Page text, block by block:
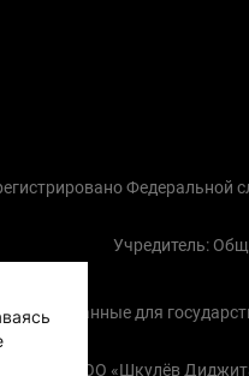
Федеральной
Учредитель:
данные для
(с) ООО «Шкулёв